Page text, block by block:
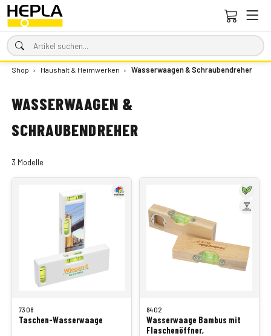
Shop › Haushalt & Heimwerken › Wasserwaagen & Schraubendreher
WASSERWAAGEN &
SCHRAUBENDREHER
3 Modelle
7308
Taschen-Wasserwaage
8402
Wasserwaage Bambus mit
Flaschenöffner,